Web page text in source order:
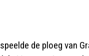
de ploeg van